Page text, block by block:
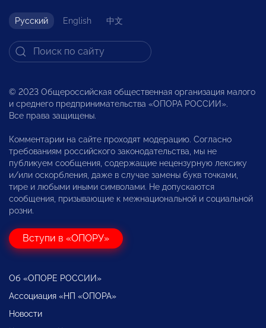
Русский English 中文
© 2023 Общероссийская общественная организация малого
и среднего предпринимательства «ОПОРА РОССИИ».
Все права защищены.
Комментарии на сайте проходят модерацию. Согласно
требованиям российского законодательства, мы не
публикуем сообщения, содержащие нецензурную лексику
и/или оскорбления, даже в случае замены букв точками,
тире и любыми иными символами. Не допускаются
сообщения, призывающие к межнациональной и социальной
розни.
Вступи в «ОПОРУ»
Об «ОПОРЕ РОССИИ»
Ассоциация «НП «ОПОРА»
Новости